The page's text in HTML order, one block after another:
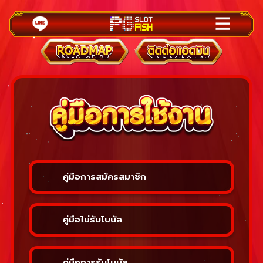
คู่มือการสมัครสมาชิก
คู่มือไม่รับโบนัส